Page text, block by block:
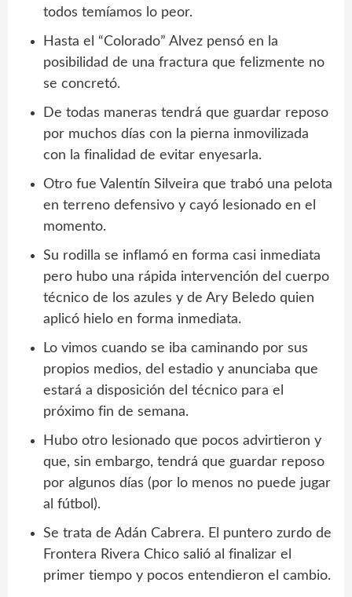
todos temíamos lo peor.
Hasta el “Colorado” Alvez pensó en la
posibilidad de una fractura que felizmente no
se concretó.
De todas maneras tendrá que guardar reposo
por muchos días con la pierna inmovilizada
con la finalidad de evitar enyesarla.
Otro fue Valentín Silveira que trabó una pelota
en terreno defensivo y cayó lesionado en el
momento.
Su rodilla se inflamó en forma casi inmediata
pero hubo una rápida intervención del cuerpo
técnico de los azules y de Ary Beledo quien
aplicó hielo en forma inmediata.
Lo vimos cuando se iba caminando por sus
propios medios, del estadio y anunciaba que
estará a disposición del técnico para el
próximo fin de semana.
Hubo otro lesionado que pocos advirtieron y
que, sin embargo, tendrá que guardar reposo
por algunos días (por lo menos no puede jugar
al fútbol).
Se trata de Adán Cabrera. El puntero zurdo de
Frontera Rivera Chico salió al finalizar el
primer tiempo y pocos entendieron el cambio.